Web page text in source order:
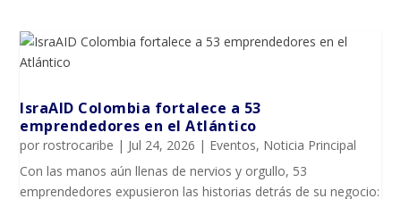
IsraAID Colombia fortalece a 53
emprendedores en el Atlántico
porrostrocaribe | Jul 24, 2026 | Eventos, Noticia Principal
Con las manos aún llenas de nervios y orgullo, 53
emprendedores expusieron las historias detrás de su negocio: